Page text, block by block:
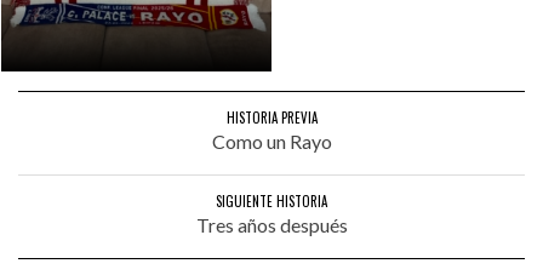
HISTORIA PREVIA
Como un Rayo
SIGUIENTE HISTORIA
Tres años después